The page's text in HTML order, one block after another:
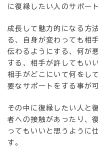
に復縁したい人のサポー
成長して魅力的になる方
る、自身が変わっても相
伝わるようにする、何が
する、相手が許してもい
相手がどこにいて何をし
要なサポートをする事が
その中に復縁したい人と
者への接触があったり、
ってもいいと思うように
す。